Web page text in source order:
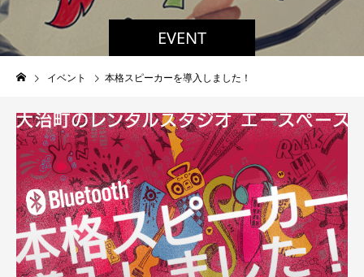
EVENT
イベント 本格スピーカーを導入しました！